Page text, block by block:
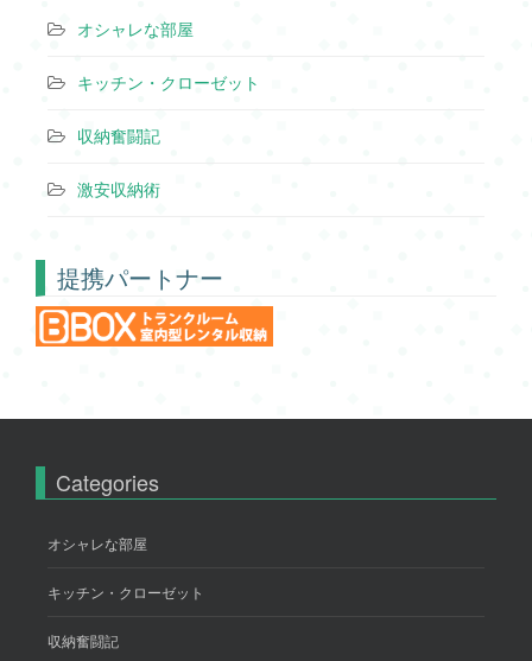
オシャレな部屋
キッチン・クローゼット
収納奮闘記
激安収納術
提携パートナー
Categories
オシャレな部屋
キッチン・クローゼット
収納奮闘記